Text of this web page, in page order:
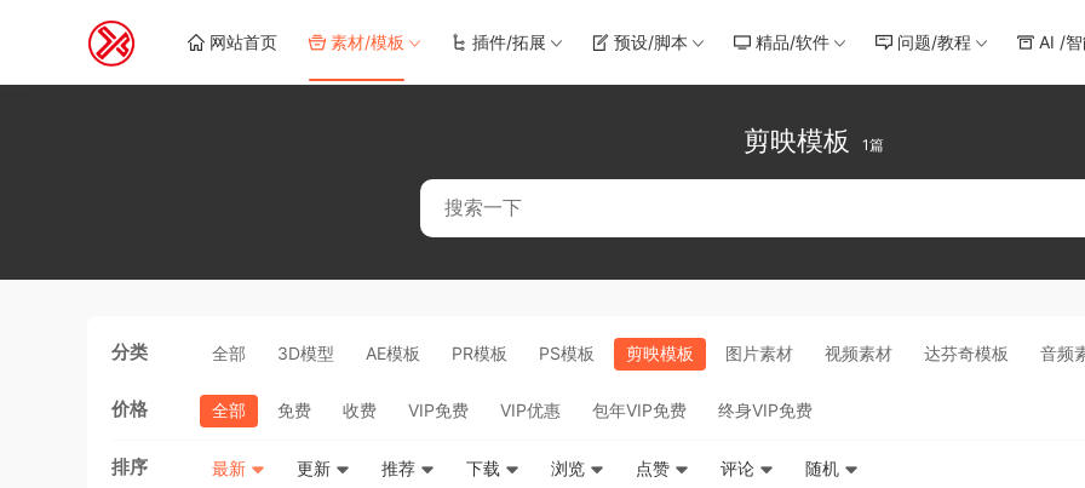
网站首页 素材/模板 插件/拓展 预设/脚本 精品/软件 问题/教程 AI /
剪映模板 1篇
分类 全部 3D模型 AE模板 PR模板 PS模板 剪映模板 图片素材 视频素材 达芬奇模板 音频
价格 全部 免费 收费 VIP免费 VIP优惠 包年VIP免费 终身VIP免费
排序 最新 更新 推荐 下载 浏览 点赞 评论 随机